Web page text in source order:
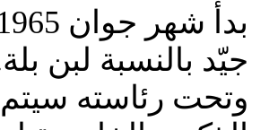
جيّد بالنسبة لبن بلة.
وتحت رئاسته سيتم